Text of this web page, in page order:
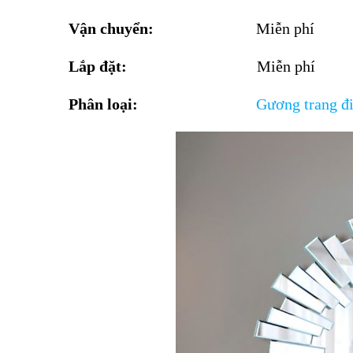
Vận chuyển: Miễn phí
Lắp đặt: Miễn phí
Phân loại: Gương trang